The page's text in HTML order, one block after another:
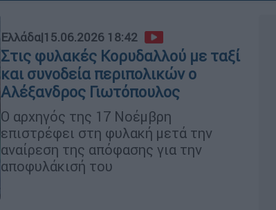
Ελλάδα|15.06.2026 18:42
Στις φυλακές Κορυδαλλού με ταξί
και συνοδεία περιπολικών ο
Αλέξανδρος Γιωτόπουλος
Ο αρχηγός της 17 Νοέμβρη
επιστρέφει στη φυλακή μετά την
αναίρεση της απόφασης για την
αποφυλάκισή του